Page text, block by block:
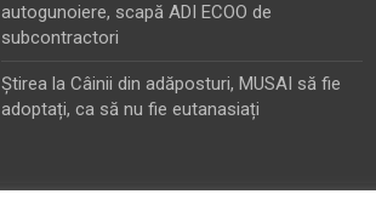
autogunoiere, scapă ADI ECOO de
subcontractori
Ştirea la Câinii din adăposturi, MUSAI să fie
adoptați, ca să nu fie eutanasiați